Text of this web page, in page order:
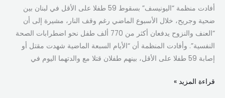
أفادت منظمة “اليونيسف” بسقوط 59 طفلا على الأقل في لبنان بين
ضحية وجريح، خلال الأسبوع الماضي رغم وقف النار، مشيرة إلى أن
“العنف والنزوح يدفعان أكثر من 770 ألف طفل نحو اضطرابات الصحة
النفسية”. وأفادت المنظمة أن “الأيام السبعة الماضية شهدت مقتل أو
إصابة 59 طفلا على الأقل، بينهم طفلان قتلا مع والدتهما اليوم في
قراءة المزيد »